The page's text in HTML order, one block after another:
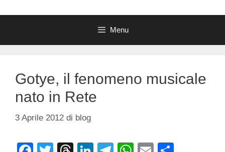
Menu
Gotye, il fenomeno musicale
nato in Rete
3 Aprile 2012 di blog